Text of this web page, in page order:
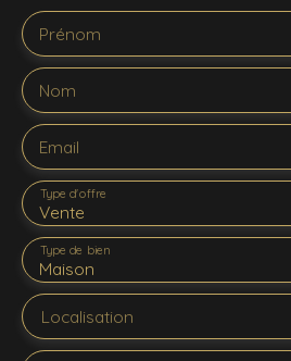
Prénom
Nom
Email
Vente
Type d'offre
Maison
Type de bien
Localisation